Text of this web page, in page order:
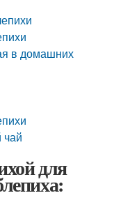
в домашних
чай
для